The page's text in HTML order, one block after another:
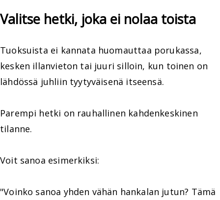
Valitse hetki, joka ei nolaa toista
Tuoksuista ei kannata huomauttaa porukassa,
kesken illanvieton tai juuri silloin, kun toinen on
lähdössä juhliin tyytyväisenä itseensä.
Parempi hetki on rauhallinen kahdenkeskinen
tilanne.
Voit sanoa esimerkiksi:
"Voinko sanoa yhden vähän hankalan jutun? Tämä